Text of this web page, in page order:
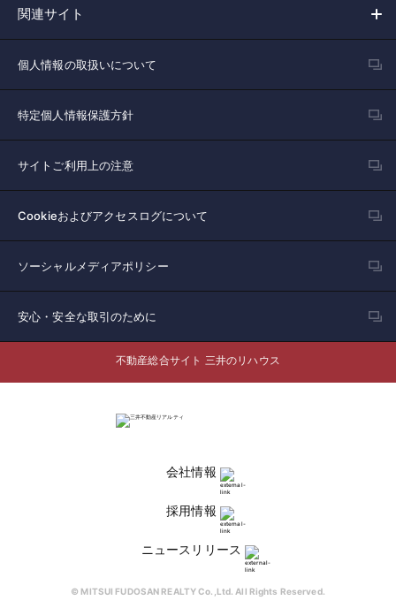
関連サイト
個人情報の取扱いについて
特定個人情報保護方針
サイトご利用上の注意
Cookieおよびアクセスログについて
ソーシャルメディアポリシー
安心・安全な取引のために
不動産総合サイト 三井のリハウス
会社情報
採用情報
ニュースリリース
© MITSUI FUDOSAN REALTY Co.,Ltd. All Rights Reserved.